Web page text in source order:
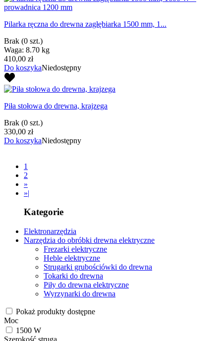
Pilarka ręczna do drewna zagłębiarka 1500 mm, 1...
Brak (0 szt.)
Waga: 8.70 kg
410,00 zł
Do koszykaNiedostępny
Piła stołowa do drewna, krajzega
Brak (0 szt.)
330,00 zł
Do koszykaNiedostępny
1
2
»
»|
Kategorie
Elektronarzędzia
Narzędzia do obróbki drewna elektryczne
Frezarki elektryczne
Heble elektryczne
Strugarki grubościówki do drewna
Tokarki do drewna
Piły do drewna elektryczne
Wyrzynarki do drewna
Pokaż produkty dostępne
Moc
1500 W